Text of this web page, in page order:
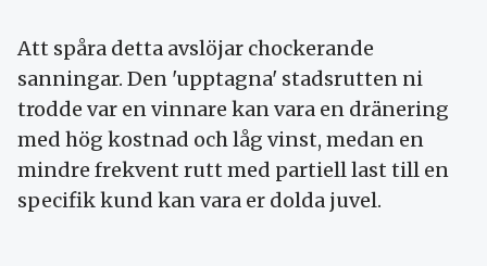
Att spåra detta avslöjar chockerande
sanningar. Den 'upptagna' stadsrutten ni
trodde var en vinnare kan vara en dränering
med hög kostnad och låg vinst, medan en
mindre frekvent rutt med partiell last till en
specifik kund kan vara er dolda juvel.